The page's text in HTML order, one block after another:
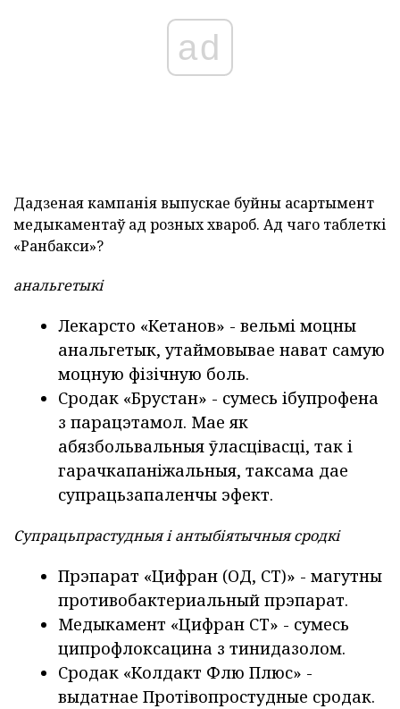
ad
Дадзеная кампанія выпускае буйны асартымент
медыкаментаў ад розных хвароб. Ад чаго таблеткі
«Ранбакси»?
анальгетыкі
Лекарсто «Кетанов» - вельмі моцны
анальгетык, утаймовывае нават самую
моцную фізічную боль.
Сродак «Брустан» - сумесь ібупрофена
з парацэтамол. Мае як
абязбольвальныя ўласцівасці, так і
гарачкапаніжальныя, таксама дае
супрацьзапаленчы эфект.
Супрацьпрастудныя і антыбіятычныя сродкі
Прэпарат «Цифран (ОД, СТ)» - магутны
противобактериальный прэпарат.
Медыкамент «Цифран СТ» - сумесь
ципрофлоксацина з тинидазолом.
Сродак «Колдакт Флю Плюс» -
выдатнае Протівопростудные сродак.